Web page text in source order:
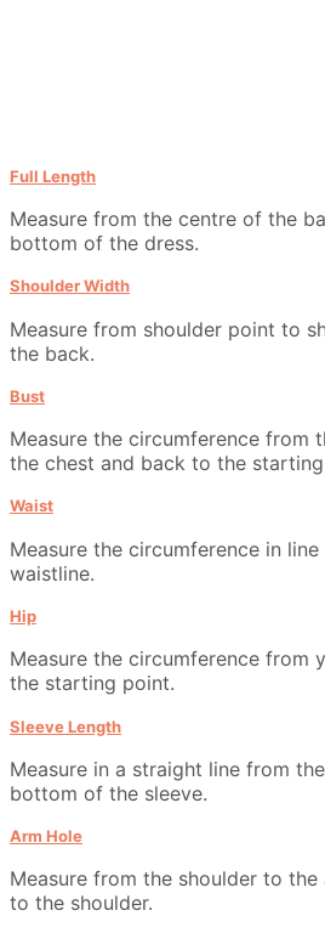
Full Length
Measure from the centre of the
bottom of the dress.
Shoulder Width
Measure from shoulder point to
the back.
Bust
Measure the circumference from
the chest and back to the
Waist
Measure the circumference in
waistline.
Hip
Measure the circumference from
the starting point.
Sleeve Length
Measure in a straight line from
bottom of the sleeve.
Arm Hole
Measure from the shoulder to
to the shoulder.